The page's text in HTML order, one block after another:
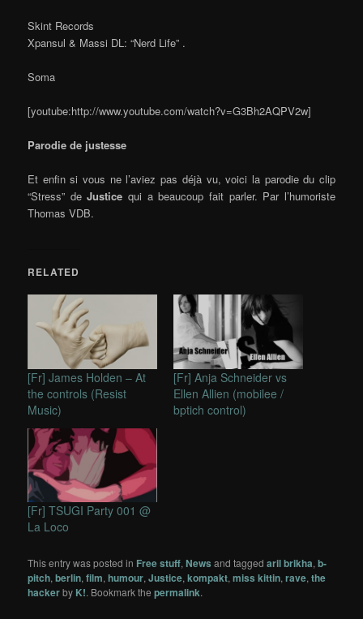
Skint Records
Xpansul & Massi DL: “Nerd Life” .
Soma
[youtube:http://www.youtube.com/watch?v=G3Bh2AQPV2w]
Parodie de justesse
Et enfin si vous ne l’aviez pas déjà vu, voici la parodie du clip
“Stress” deJusticequi a beaucoup fait parler. Par l’humoriste
Thomas VDB.
RELATED
[Fr] James Holden – At
the controls (Resist
Music)
[Fr] Anja Schneider vs
Ellen Allien (mobilee /
bptich control)
[Fr] TSUGI Party 001 @
La Loco
This entry was posted in Free stuff,News and taggedaril brikha,b-
pitch,berlin,film,humour,Justice,kompakt,miss kittin,rave,the
hackerby K!. Bookmark thepermalink.